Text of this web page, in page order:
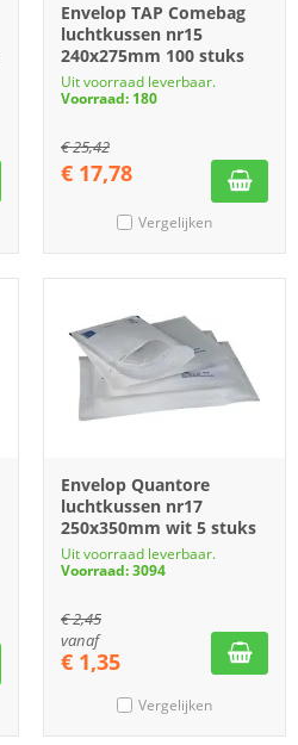
Envelop TAP Comebag
luchtkussen nr15
240x275mm 100 stuks
Uit voorraad leverbaar.
Voorraad: 180
€25,42
€ 17,78
Vergelijken
Envelop Quantore
luchtkussen nr17
250x350mm wit 5 stuks
Uit voorraad leverbaar.
Voorraad: 3094
€2,45
vanaf
€ 1,35
Vergelijken